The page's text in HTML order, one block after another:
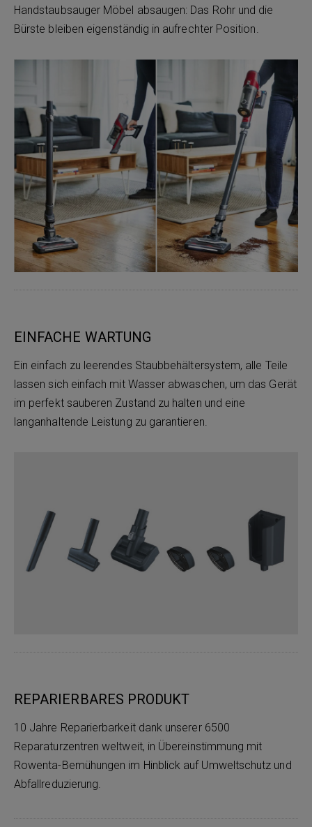
Handstaubsauger Möbel absaugen: Das Rohr und die
Bürste bleiben eigenständig in aufrechter Position.
EINFACHE WARTUNG
Ein einfach zu leerendes Staubbehältersystem, alle Teile
lassen sich einfach mit Wasser abwaschen, um das Gerät
im perfekt sauberen Zustand zu halten und eine
langanhaltende Leistung zu garantieren.
REPARIERBARES PRODUKT
10 Jahre Reparierbarkeit dank unserer 6500
Reparaturzentren weltweit, in Übereinstimmung mit
Rowenta-Bemühungen im Hinblick auf Umweltschutz und
Abfallreduzierung.